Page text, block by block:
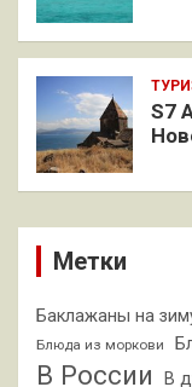
S7
Метки
Баклажаны на
Блюда из моркови
В России В